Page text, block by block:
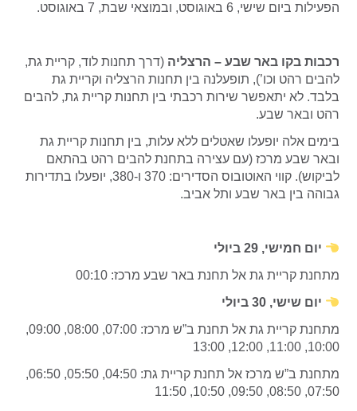
הפעילות ביום שישי, 6 באוגוסט, ובמוצאי שבת, 7 באוגוסט.
רכבות בקו באר שבע – הרצליה (דרך תחנות לוד, קריית גת,
להבים רהט וכו’), תופעלנה בין תחנות הרצליה וקריית גת
בלבד. לא יתאפשר שירות רכבתי בין תחנות קריית גת, להבים
רהט ובאר שבע.
בימים אלה יופעלו שאטלים ללא עלות, בין תחנות קריית גת
ובאר שבע מרכז (עם עצירה בתחנת להבים רהט בהתאם
לביקוש). קווי האוטובוס הסדירים: 370 ו-380, יופעלו בתדירות
גבוהה בין באר שבע ותל אביב.
יום חמישי, 29 ביולי
מתחנת קריית גת אל תחנת באר שבע מרכז: 00:10
יום שישי, 30 ביולי
מתחנת קריית גת אל תחנת ב”ש מרכז: 07:00, 08:00, 09:00,
10:00, 11:00, 12:00, 13:00
מתחנת ב”ש מרכז אל תחנת קריית גת: 04:50, 05:50, 06:50,
07:50, 08:50, 09:50, 10:50, 11:50